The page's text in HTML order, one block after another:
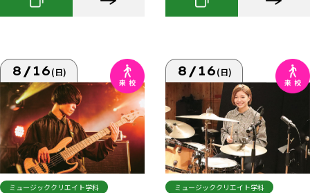
8/16(日)
ミュージッククリエイト学科
8/16(日)
ミュージッククリエイト学科